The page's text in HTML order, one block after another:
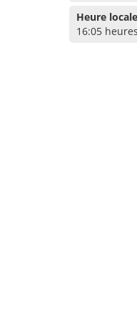
Heure
16:05